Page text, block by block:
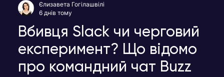
Вбивця Slack чи черговий
експеримент? Що відомо
про командний чат Buzz
Єлизавета Гогілашвілі
6 днів тому